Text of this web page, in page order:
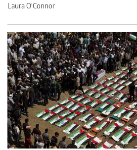
Laura O'Connor